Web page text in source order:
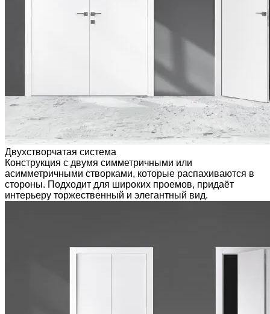
Двухстворчатая система
Конструкция с двумя симметричными или
асимметричными створками, которые распахиваются в
стороны. Подходит для широких проемов, придаёт
интерьеру торжественный и элегантный вид.